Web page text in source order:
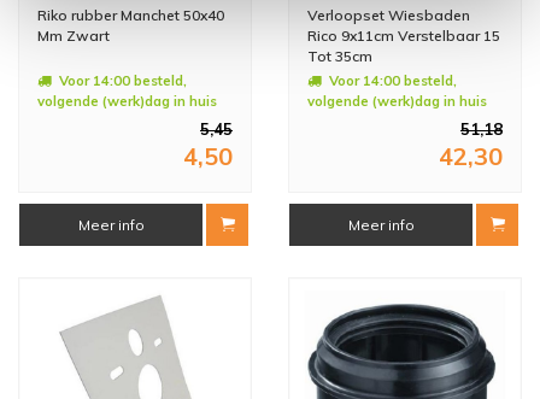
Riko rubber Manchet 50x40
Mm Zwart
Voor 14:00 besteld,
volgende (werk)dag in huis
5,45
4,50
Meer info
Verloopset Wiesbaden
Rico 9x11cm Verstelbaar 15
Tot 35cm
Voor 14:00 besteld,
volgende (werk)dag in huis
51,18
42,30
Meer info